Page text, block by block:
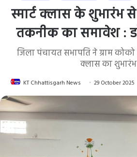
स्मार्ट क्लास के शुभारंभ से
तकनीक का समावेश :
जिला पंचायत सभापति ने ग्राम
क्लास का शुभारंभ
KT Chhattisgarh News 29 October 2025